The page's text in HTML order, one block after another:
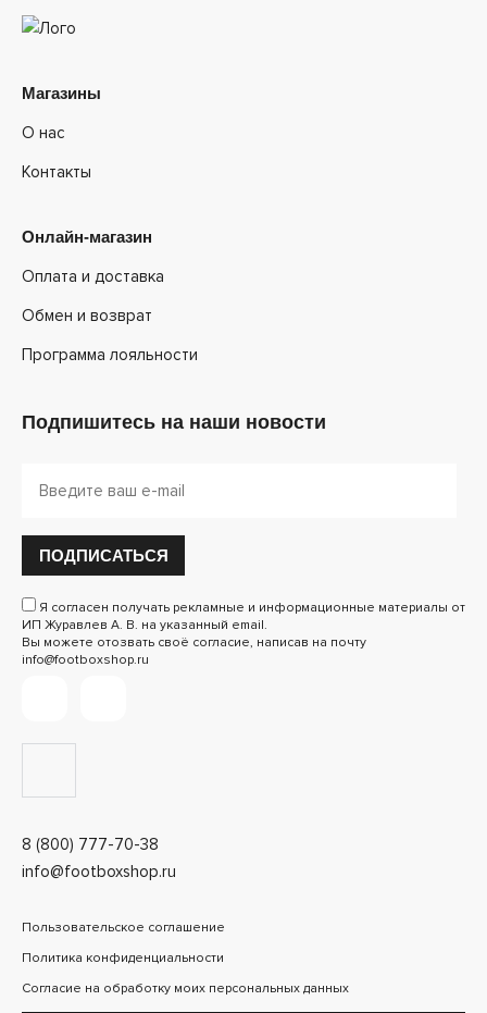
8 (800) 777-70-38
info@footboxshop.ru
Магазины
О нас
Контакты
Онлайн-магазин
Оплата и доставка
Обмен и возврат
Программа лояльности
Подпишитесь на наши новости
ПОДПИСАТЬСЯ
Я согласен получать рекламные и информационные материалы от
ИП Журавлев А. В. на указанный email.
Вы можете отозвать своё согласие, написав на почту
info@footboxshop.ru
Пользовательское соглашение
Политика конфиденциальности
Согласие на обработку моих персональных данных